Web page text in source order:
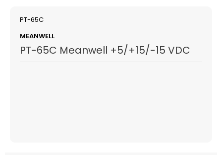
PT-65C
MEANWELL
PT-65C Meanwell +5/+15/-15 VDC